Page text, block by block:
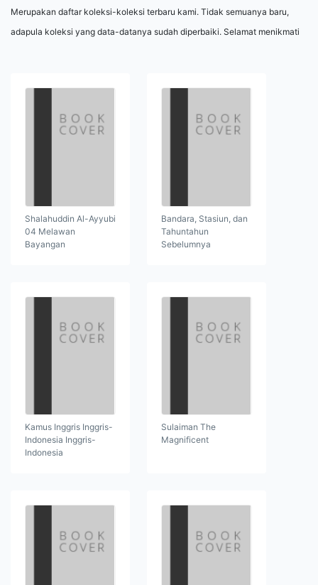
Merupakan daftar koleksi-koleksi terbaru kami. Tidak semuanya baru,
adapula koleksi yang data-datanya sudah diperbaiki. Selamat menikmati
Shalahuddin Al-Ayyubi
04 Melawan
Bayangan
Bandara, Stasiun, dan
Tahuntahun
Sebelumnya
Kamus Inggris Inggris-
Indonesia Inggris-
Indonesia
Sulaiman The
Magnificent